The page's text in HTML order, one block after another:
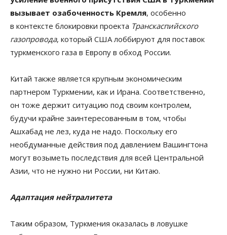
вызывает озабоченность Кремля, особенно
в контексте блокировки проекта Транскаспийского
газопровода, который США лоббируют для поставок
туркменского газа в Европу в обход России.
Китай также является крупным экономическим
партнером Туркмении, как и Ирана. Соответственно,
он тоже держит ситуацию под своим контролем,
будучи крайне заинтересованным в том, чтобы
Ашхабад не лез, куда не надо. Поскольку его
необдуманные действия под давлением Вашингтона
могут возыметь последствия для всей Центральной
Азии, что не нужно ни России, ни Китаю.
Адаптация нейтралитета
Таким образом, Туркмения оказалась в ловушке